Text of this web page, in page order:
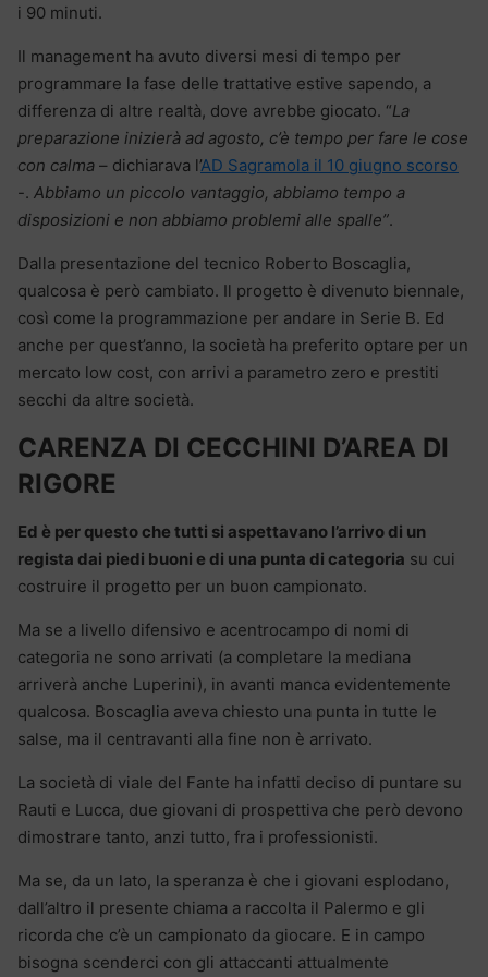
i 90 minuti.
Il management ha avuto diversi mesi di tempo per
programmare la fase delle trattative estive sapendo, a
differenza di altre realtà, dove avrebbe giocato. “La
preparazione inizierà ad agosto, c’è tempo per fare le cose
con calma – dichiarava l’AD Sagramola il 10 giugno scorso
-. Abbiamo un piccolo vantaggio, abbiamo tempo a
disposizioni e non abbiamo problemi alle spalle”.
Dalla presentazione del tecnico Roberto Boscaglia,
qualcosa è però cambiato. Il progetto è divenuto biennale,
così come la programmazione per andare in Serie B. Ed
anche per quest’anno, la società ha preferito optare per un
mercato low cost, con arrivi a parametro zero e prestiti
secchi da altre società.
CARENZA DI CECCHINI D’AREA DI
RIGORE
Ed è per questo che tutti si aspettavano l’arrivo di un
regista dai piedi buoni e di una punta di categoria su cui
costruire il progetto per un buon campionato.
Ma se a livello difensivo e acentrocampo di nomi di
categoria ne sono arrivati (a completare la mediana
arriverà anche Luperini), in avanti manca evidentemente
qualcosa. Boscaglia aveva chiesto una punta in tutte le
salse, ma il centravanti alla fine non è arrivato.
La società di viale del Fante ha infatti deciso di puntare su
Rauti e Lucca, due giovani di prospettiva che però devono
dimostrare tanto, anzi tutto, fra i professionisti.
Ma se, da un lato, la speranza è che i giovani esplodano,
dall’altro il presente chiama a raccolta il Palermo e gli
ricorda che c’è un campionato da giocare. E in campo
bisogna scenderci con gli attaccanti attualmente